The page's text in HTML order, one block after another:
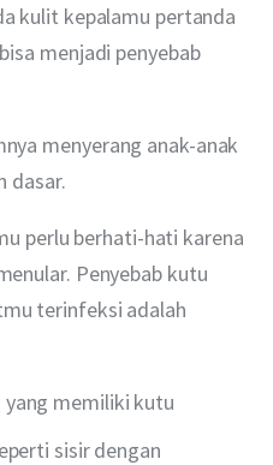
kulit kepalamu pertanda
menjadi penyebab
menyerang anak-anak
dasar.
perlu berhati-hati karena
Penyebab kutu
terinfeksi adalah
yang memiliki kutu
sisir dengan